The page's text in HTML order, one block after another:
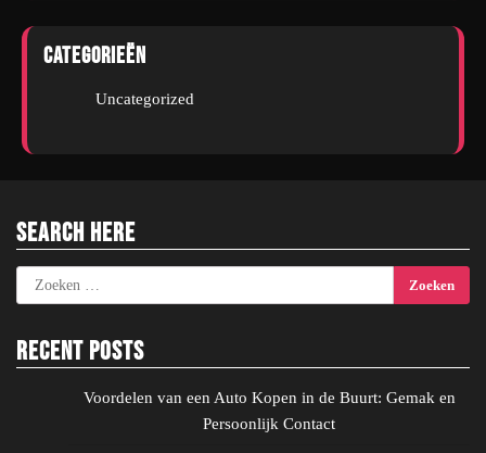
Categorieën
Uncategorized
Search Here
Zoeken
naar:
Recent Posts
Voordelen van een Auto Kopen in de Buurt: Gemak en
Persoonlijk Contact